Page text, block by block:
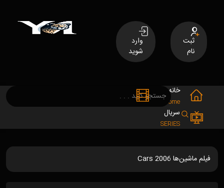
ثبت
نام
وارد
شوید
خانه
Home
سریال
SERIES
فیلم ماشین‌ها Cars 2006